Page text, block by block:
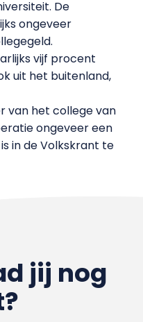
De
ongeveer
vijf procent
uit het buitenland,
van het college van
ongeveer een
in de Volkskrant te
jij nog